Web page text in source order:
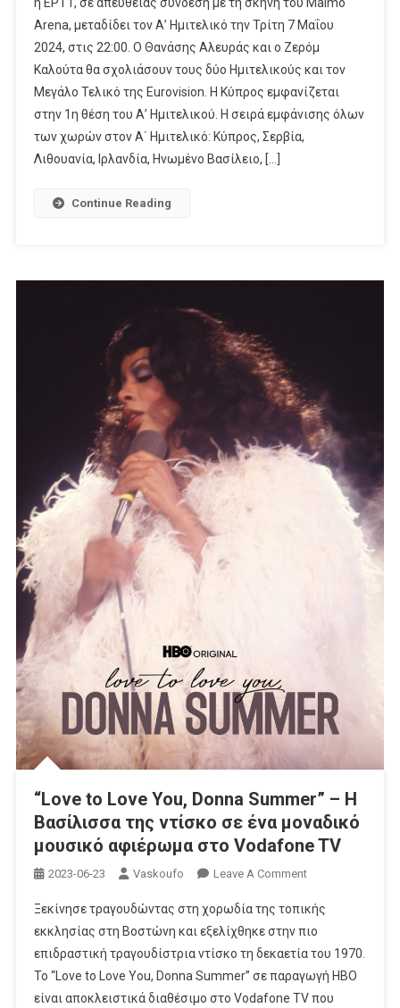
Α’
Ημιτελικός,
Απευθείας
Από
Τη
Σουηδία,
η ΕΡΤ1, σε απευθείας σύνδεση με τη σκηνή του Μalmö
Arena, μεταδίδει τον Α’ Ημιτελικό την Τρίτη 7 Μαΐου
2024, στις 22:00. O Θανάσης Αλευράς και o Ζερόμ
Καλούτα θα σχολιάσουν τους δύο Ημιτελικούς και τον
Μεγάλο Τελικό της Eurovision. Η Κύπρος εμφανίζεται
στην 1η θέση του Α’ Ημιτελικού. Η σειρά εμφάνισης όλων
των χωρών στον Α΄ Ημιτελικό: Κύπρος, Σερβία,
Λιθουανία, Ιρλανδία, Ηνωμένο Βασίλειο, […]
Continue Reading
“Love to Love You, Donna Summer” – Η
Βασίλισσα της ντίσκο σε ένα μοναδικό
μουσικό αφιέρωμα στο Vodafone TV
2023-06-23 Vaskoufo Leave A CommentOn
To
Love
You,
Donna
Summer”
Ξεκίνησε τραγουδώντας στη χορωδία της τοπικής
εκκλησίας στη Βοστώνη και εξελίχθηκε στην πιο
επιδραστική τραγουδίστρια ντίσκο τη δεκαετία του 1970.
Το “Love to Love You, Donna Summer” σε παραγωγή ΗΒΟ
είναι αποκλειστικά διαθέσιμο στο Vodafone TV που